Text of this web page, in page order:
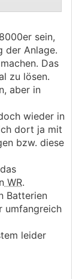
sein,
der Anlage.
Das
zu lösen.
aber in
wieder in
dort ja mit
bzw. diese
WR.
Batterien
umfangreich
leider